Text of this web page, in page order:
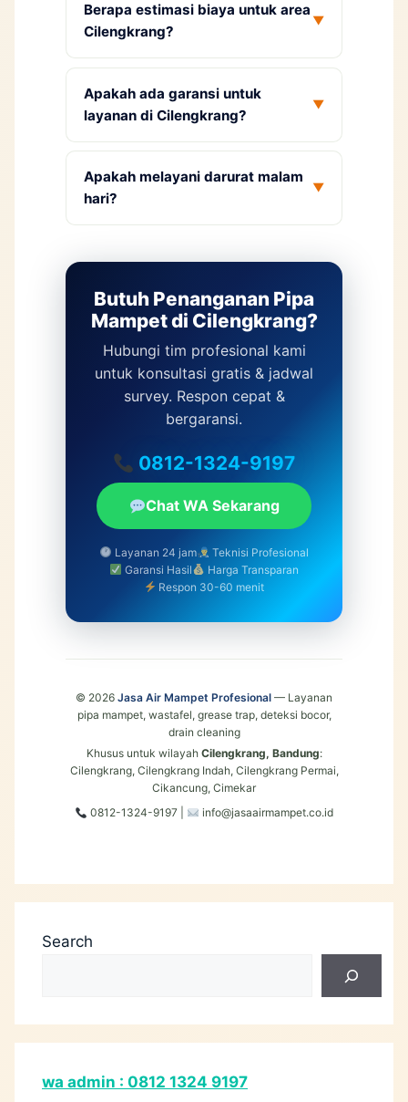
Berapa estimasi biaya untuk area
Cilengkrang?
▼
Apakah ada garansi untuk
layanan di Cilengkrang?
▼
Apakah melayani darurat malam
hari?
▼
Butuh Penanganan Pipa
Mampet di Cilengkrang?
Hubungi tim profesional kami
untuk konsultasi gratis & jadwal
survey. Respon cepat &
bergaransi.
0812-1324-9197
Chat WA Sekarang
Layanan 24 jam
Teknisi Profesional
Garansi Hasil
Harga Transparan
Respon 30-60 menit
© 2026 Jasa Air Mampet Profesional — Layanan
pipa mampet, wastafel, grease trap, deteksi bocor,
drain cleaning
Khusus untuk wilayah Cilengkrang, Bandung:
Cilengkrang, Cilengkrang Indah, Cilengkrang Permai,
Cikancung, Cimekar
0812-1324-9197 |
info@jasaairmampet.co.id
Search
wa admin : 0812 1324 9197